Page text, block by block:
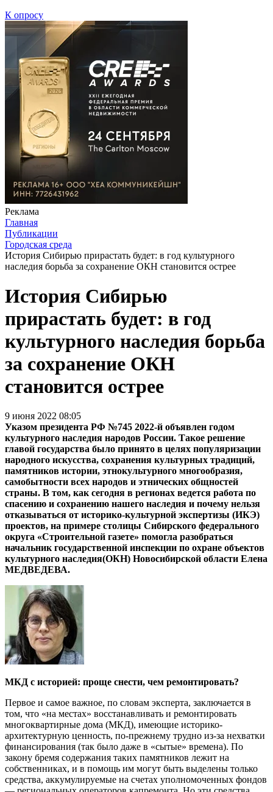
К опросу
Реклама
Главная
Публикации
Городская среда
История Сибирью прирастать будет: в год культурного
наследия борьба за сохранение ОКН становится острее
История Сибирью
прирастать будет: в год
культурного наследия борьба
за сохранение ОКН
становится острее
9 июня 2022 08:05
Указом президента РФ №745 2022-й объявлен годом
культурного наследия народов России. Такое решение
главой государства было принято в целях популяризации
народного искусства, сохранения культурных традиций,
памятников истории, этнокультурного многообразия,
самобытности всех народов и этнических общностей
страны. В том, как сегодня в регионах ведется работа по
спасению и сохранению нашего наследия и почему нельзя
отказываться от историко-культурной экспертизы (ИКЭ)
проектов, на примере столицы Сибирского федерального
округа «Строительной газете» помогла разобраться
начальник государственной инспекции по охране объектов
культурного наследия(ОКН) Новосибирской области Елена
МЕДВЕДЕВА.
МКД с историей: проще снести, чем ремонтировать?
Первое и самое важное, по словам эксперта, заключается в
том, что «на местах» восстанавливать и ремонтировать
многоквартирные дома (МКД), имеющие историко-
архитектурную ценность, по-прежнему трудно из-за нехватки
финансирования (так было даже в «сытые» времена). По
закону бремя содержания таких памятников лежит на
собственниках, и в помощь им могут быть выделены только
средства, аккумулируемые на счетах уполномоченных фондов